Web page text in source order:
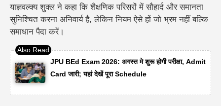
याज्ञवल्क्य शुक्ल ने कहा किशैक्षणिक परिसरों में सौहार्द और समानता
सुनिश्चित करना अनिवार्य है, लेकिन नियम ऐसे हों जो भ्रम नहीं बल्कि
समाधान पैदा करें।
JPU BEd Exam 2026: अगस्त मे शुरू होगी परीक्षा, Admit
Card जारी; यहां देखें पूरा Schedule